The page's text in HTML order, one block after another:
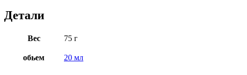
Детали
Вес 75 г
обьем 20 мл